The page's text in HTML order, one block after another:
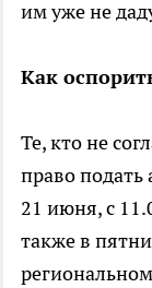
им уже не
Как
Те, кто не
право подать
21 июня, с
также в